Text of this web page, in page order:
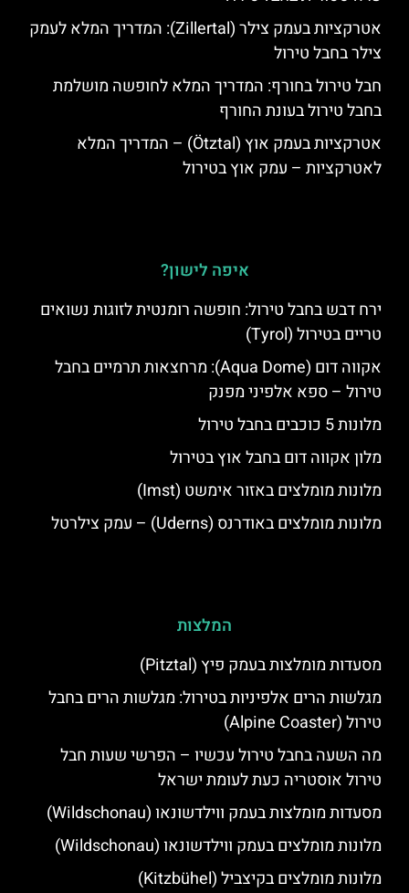
אטרקציות בעמק צילר (Zillertal): המדריך המלא לעמק
צילר בחבל טירול
חבל טירול בחורף: המדריך המלא לחופשה מושלמת
בחבל טירול בעונת החורף
אטרקציות בעמק אוץ (Ötztal) – המדריך המלא
לאטרקציות – עמק אוץ בטירול
איפה לישון?
ירח דבש בחבל טירול: חופשה רומנטית לזוגות נשואים
טריים בטירול (Tyrol)
אקווה דום (Aqua Dome): מרחצאות תרמיים בחבל
טירול – ספא אלפיני מפנק
מלונות 5 כוכבים בחבל טירול
מלון אקווה דום בחבל אוץ בטירול
מלונות מומלצים באזור אימשט (Imst)
מלונות מומלצים באודרנס (Uderns) – עמק צילרטל
המלצות
מסעדות מומלצות בעמק פיץ (Pitztal)
מגלשות הרים אלפיניות בטירול: מגלשות הרים בחבל
טירול (Alpine Coaster)
מה השעה בחבל טירול עכשיו – הפרשי שעות חבל
טירול אוסטריה כעת לעומת ישראל
מסעדות מומלצות בעמק ווילדשונאו (Wildschonau)
מלונות מומלצים בעמק ווילדשונאו (Wildschonau)
מלונות מומלצים בקיצביל (Kitzbühel)